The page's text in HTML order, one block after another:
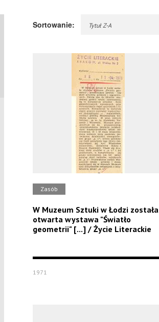
Sortowanie: Tytuł Z-A
Zasób
W Muzeum Sztuki w Łodzi została
otwarta wystawa "Światło
geometrii" [...] / Życie Literackie
1971